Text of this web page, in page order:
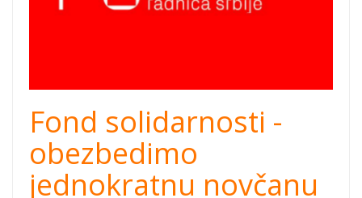
Fond solidarnosti -
obezbedimo
jednokratnu novčanu